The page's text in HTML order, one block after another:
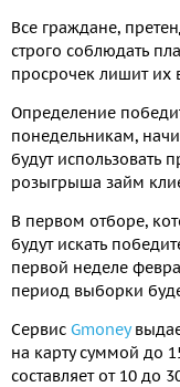
Все граждане,
строго соблюдать
просрочек лишит их
Определение
понедельникам,
будут использовать
розыгрыша займ
В первом отборе,
будут искать
первой неделе
период выборки
Сервис Gmoney
на карту суммой до
составляет от 10 до